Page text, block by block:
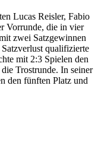
Lucas Reisler, Fabio
Vorrunde, die in vier
zwei Satzgewinnen
qualifizierte
mit 2:3 Spielen den
Trostrunde. In seiner
den fünften Platz und